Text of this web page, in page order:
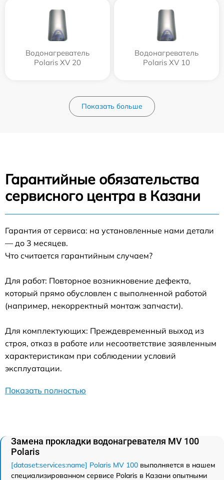
Водонагреватель
Polaris XV 20
Водонагреватель
Polaris XV 10
Показать больше
Гарантийные обязательства
сервисного центра в Казани
Гарантия от сервиса: на установленные нами детали
— до 3 месяцев.
Что считается гарантийным случаем?
Для работ: Повторное возникновение дефекта,
который прямо обусловлен с выполненной работой
(например, некорректный монтаж запчасти).
Для комплектующих: Преждевременный выход из
строя, отказ в работе или несоответствие заявленным
характеристикам при соблюдении условий
эксплуатации.
Показать полностью
Замена прокладки водонагревателя MV 100
Polaris
[dataset:services:name] Polaris MV 100 выполняется в нашем
специализированном сервисе Polaris в Казани опытными